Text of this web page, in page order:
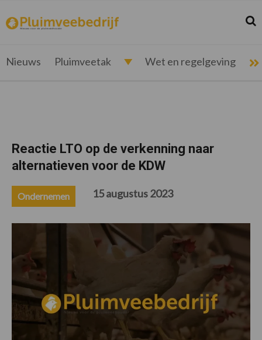
de
hoofdnavigatie
de
hoofd
de
eerste
de
voettekst
pluimveebedrijf.nl
Nieuws
pluimveehouder
Nieuws Pluimveetak Wet en regelgeving
Reactie LTO op de verkenning naar
alternatieven voor de KDW
Ondernemen 15 augustus 2023